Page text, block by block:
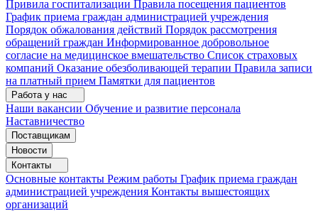
Привила госпитализации Правила посещения пациентов
График приема граждан администрацией учреждения
Порядок обжалования действий Порядок рассмотрения
обращений граждан Информированное добровольное
согласие на медицинское вмешательство Список страховых
компаний Оказание обезболивающей терапии Правила записи
на платный прием Памятки для пациентов
Работа у нас
Наши вакансии Обучение и развитие персонала
Наставничество
Поставщикам
Новости
Контакты
Основные контакты Режим работы График приема граждан
администрацией учреждения Контакты вышестоящих
организаций